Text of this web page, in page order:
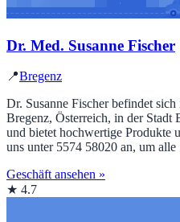
Dr. Med. Susanne Fischer
📍Bregenz
Dr. Susanne Fischer befindet
Bregenz, Österreich, in der Stadt
und bietet hochwertige Produkte
uns unter 5574 58020 an, um alle
Geschäft ansehen »
★ 4.7